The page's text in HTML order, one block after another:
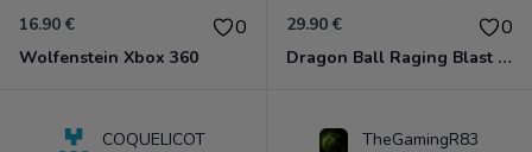
16.90 € 0
Wolfenstein Xbox 360
29.90 € 0
Dragon Ball Raging Blast 2 Xbox 360
COQUELICOT TheGamingR83